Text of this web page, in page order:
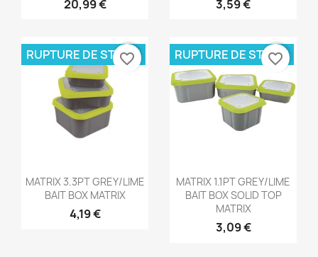
20,99 € 3,59 €
Aperçu rapide
MATRIX 3.3PT GREY/LIME
BAIT BOX MATRIX
4,19 €
RUPTURE DE STOCK
favorite_border
Aperçu rapide
MATRIX 1.1PT GREY/LIME
BAIT BOX SOLID TOP
MATRIX
3,09 €
RUPTURE DE STOCK
favorite_border